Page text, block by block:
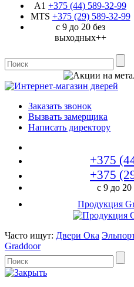
A1 +375 (44) 589-32-99
MTS +375 (29)589-32-99
с 9 до 20 без
выходных++
Заказать звонок
Вызвать замерщика
Написать директору
+375
+375
с 9 до
Продукция
Часто ищут: Двери Ока
Graddoor